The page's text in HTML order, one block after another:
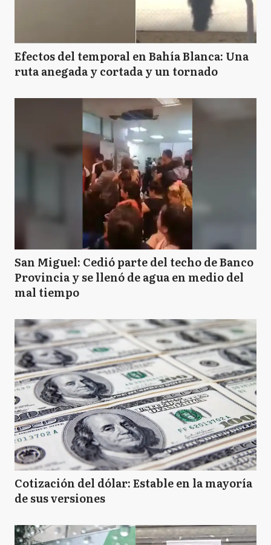
Efectos del temporal en Bahía Blanca: Una
ruta anegada y cortada y un tornado
San Miguel: Cedió parte del techo de Banco
Provincia y se llenó de agua en medio del
mal tiempo
Cotización del dólar: Estable en la mayoría
de sus versiones